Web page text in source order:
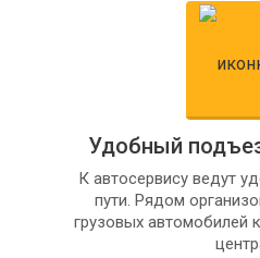
Удобный
К автосервису ведут
пути. Рядом
грузовых автомобилей